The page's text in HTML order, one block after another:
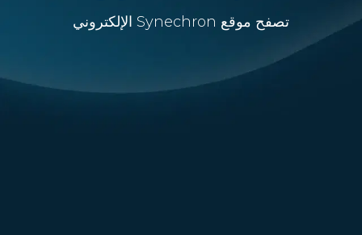
تصفح موقع Synechron الإلكتروني